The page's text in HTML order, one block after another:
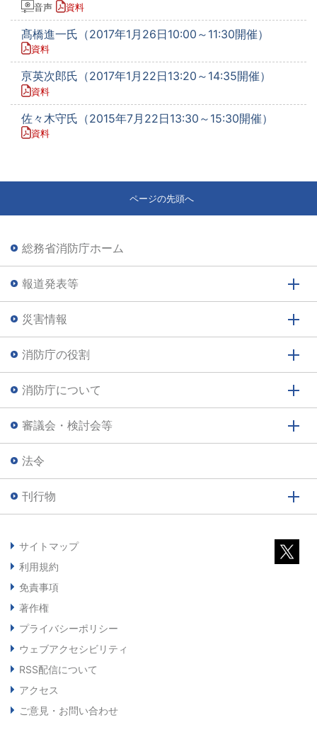
音声 資料
髙橋進一氏（2017年1月26日10:00～11:30開催）
資料
亰英次郎氏（2017年1月22日13:20～14:35開催）
資料
佐々木守氏（2015年7月22日13:30～15:30開催）
資料
ページの先頭へ
総務省消防庁ホーム
報道発表等
災害情報
消防庁の役割
消防庁について
審議会・検討会等
法令
刊行物
サイトマップ
利用規約
免責事項
著作権
プライバシーポリシー
ウェブアクセシビリティ
RSS配信について
アクセス
ご意見・お問い合わせ